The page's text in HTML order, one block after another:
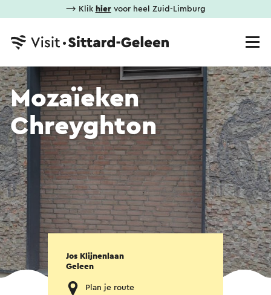
⟶ Klik hiervoor heel Zuid-Limburg
Mozaïeken
Chreyghton
Jos Klijnenlaan
Geleen
Plan je route